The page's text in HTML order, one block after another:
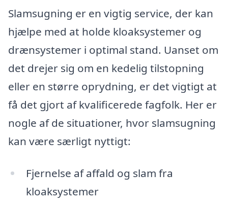
Slamsugning er en vigtig service, der kan
hjælpe med at holde kloaksystemer og
drænsystemer i optimal stand. Uanset om
det drejer sig om en kedelig tilstopning
eller en større oprydning, er det vigtigt at
få det gjort af kvalificerede fagfolk. Her er
nogle af de situationer, hvor slamsugning
kan være særligt nyttigt:
Fjernelse af affald og slam fra
kloaksystemer